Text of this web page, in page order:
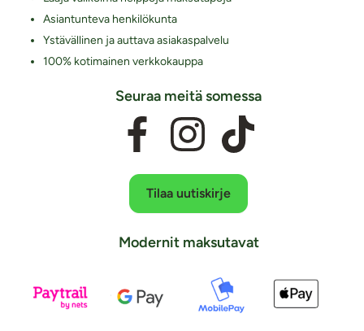
Asiantunteva henkilökunta
Ystävällinen ja auttava asiakaspalvelu
100% kotimainen verkkokauppa
Seuraa meitä somessa
Tilaa uutiskirje
Modernit maksutavat